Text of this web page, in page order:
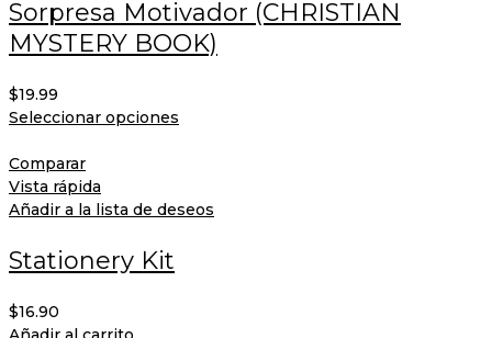
Sorpresa Motivador (CHRISTIAN
MYSTERY BOOK)
$19.99
Seleccionar opciones
Comparar
Vista rápida
Añadir a la lista de deseos
Stationery Kit
$16.90